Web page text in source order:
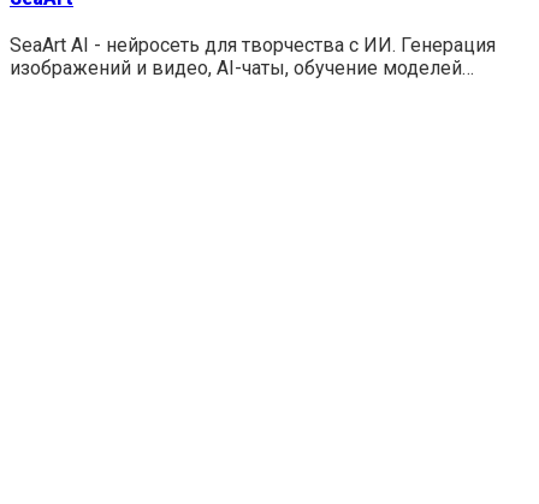
SeaArt AI - нейросеть для творчества с ИИ. Генерация
изображений и видео, AI-чаты, обучение моделей…